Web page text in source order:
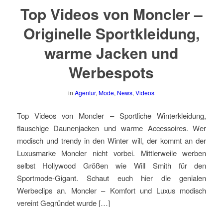
Top Videos von Moncler –
Originelle Sportkleidung,
warme Jacken und
Werbespots
inAgentur, Mode, News,Videos
Top Videos von Moncler – Sportliche Winterkleidung,
flauschige Daunenjacken und warme Accessoires. Wer
modisch und trendy in den Winter will, der kommt an der
Luxusmarke Moncler nicht vorbei. Mittlerweile werben
selbst Hollywood Größen wie Will Smith für den
Sportmode-Gigant. Schaut euch hier die genialen
Werbeclips an. Moncler – Komfort und Luxus modisch
vereint Gegründet wurde […]